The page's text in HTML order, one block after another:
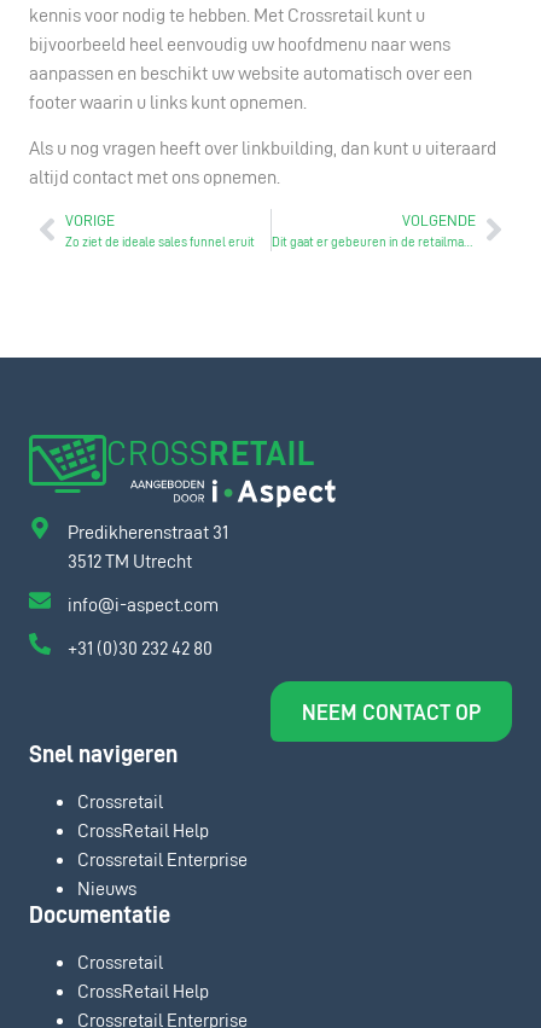
kennis voor nodig te hebben. Met Crossretail kunt u
bijvoorbeeld heel eenvoudig uw hoofdmenu naar wens
aanpassen en beschikt uw website automatisch over een
footer waarin u links kunt opnemen.
Als u nog vragen heeft over linkbuilding, dan kunt u uiteraard
altijd contact met ons opnemen.
VORIGE
Zo ziet de ideale sales funnel eruit
VOLGENDE
Dit gaat er gebeuren in de retailmarkt
CROSSRETAIL
Predikherenstraat 31
3512 TM Utrecht
info@i-aspect.com
+31 (0)30 232 42 80
NEEM CONTACT OP
Snel navigeren
Crossretail
CrossRetail Help
Crossretail Enterprise
Nieuws
Documentatie
Crossretail
CrossRetail Help
Crossretail Enterprise